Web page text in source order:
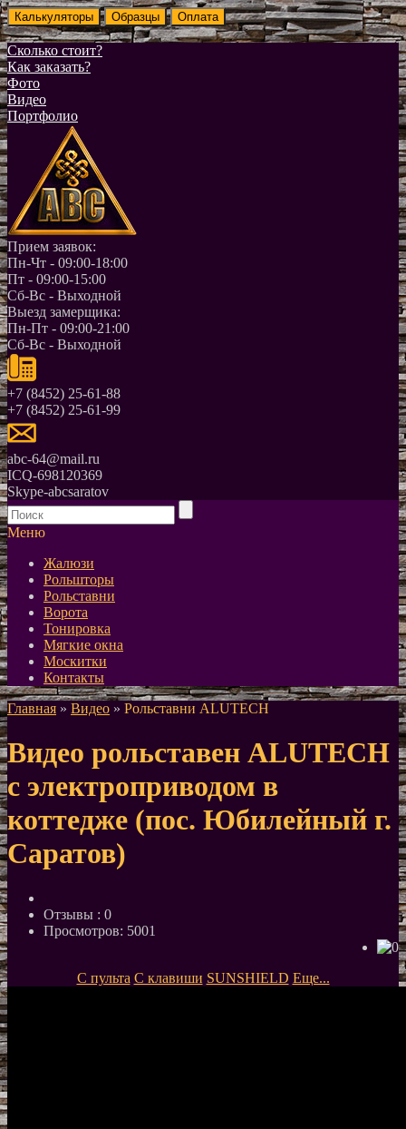
Сколько стоит?
Как заказать?
Фото
Видео
Портфолио
Прием заявок:
Пн-Чт - 09:00-18:00
Пт - 09:00-15:00
Сб-Вс - Выходной
Выезд замерщика:
Пн-Пт - 09:00-21:00
Сб-Вс - Выходной
+7 (8452) 25-61-88
+7 (8452) 25-61-99
abc-64@mail.ru
ICQ-698120369
Skype-abcsaratov
Меню
Жалюзи
Рольшторы
Рольставни
Ворота
Тонировка
Мягкие окна
Москитки
Контакты
Главная » Видео » Рольставни ALUTECH
Видео рольставен ALUTECH
с электроприводом в
коттедже (пос. Юбилейный г.
Саратов)
Отзывы : 0
Просмотров: 5001
С пульта С клавиши SUNSHIELD Еще...